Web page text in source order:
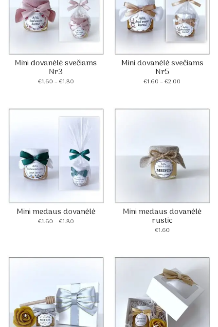
Mini dovanėlė svečiams
Nr3
€1.60 –€1.80Price
through
€1.80
Mini dovanėlė svečiams
Nr5
€1.60 –€2.00
through
Mini medaus dovanėlė
€1.60 –€1.80Price
€1.80
Mini medaus dovanėlė
rustic
€1.60